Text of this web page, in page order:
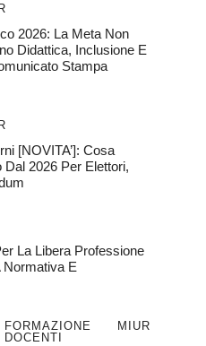
2026: La Meta Non
Didattica, Inclusione E
Stampa
[NOVITA’]: Cosa
2026 Per Elettori,
La Libera Professione
Normativa E
FORMAZIONE
DOCENTI
MIUR